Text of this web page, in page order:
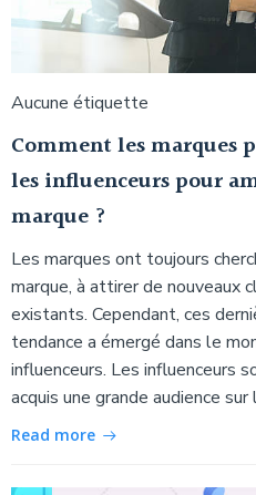
Aucune étiquette
Comment les
les influenceurs pour
marque ?
Les marques ont toujours
marque, à attirer de nouveaux
existants. Cependant, ces
tendance a émergé dans le
influenceurs. Les influenceurs
acquis une grande audience
Read more